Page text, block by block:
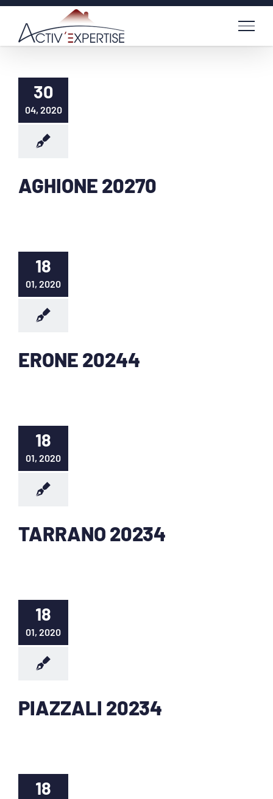
Passer
contenu
30
04, 2020
AGHIONE 20270
18
01, 2020
ERONE 20244
18
01, 2020
TARRANO 20234
18
01, 2020
PIAZZALI 20234
18